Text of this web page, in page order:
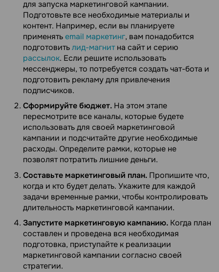
для запуска маркетинговой кампании.
Подготовьте все необходимые материалы и
контент. Например, если вы планируете
применятьemail маркетинг, вам понадобится
подготовитьлид-магнитна сайт и серию
рассылок. Если решите использовать
мессенджеры, то потребуется создать чат-бота и
подготовить рекламу для привлечения
подписчиков.
Сформируйте бюджет. На этом этапе
пересмотрите все каналы, которые будете
использовать для своей маркетинговой
кампании и подсчитайте другие необходимые
расходы. Определите рамки, которые не
позволят потратить лишние деньги.
Составьте маркетинговый план. Пропишите что,
когда и кто будет делать. Укажите для каждой
задачи временные рамки, чтобы контролировать
длительность маркетинговой кампании.
Запустите маркетинговую кампанию. Когда план
составлен и проведена вся необходимая
подготовка, приступайте к реализации
маркетинговой кампании согласно своей
стратегии.